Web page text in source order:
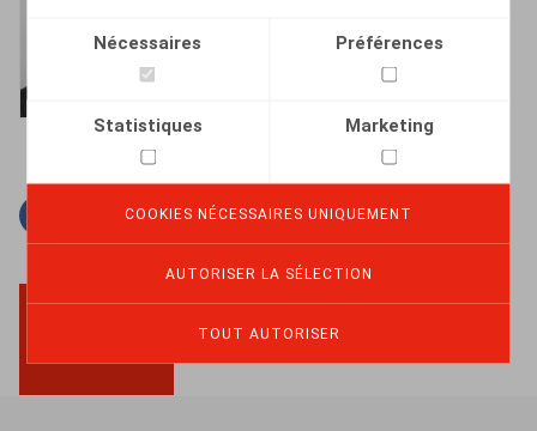
Nécessaires Préférences
Statistiques Marketing
COOKIES NÉCESSAIRES UNIQUEMENT
AUTORISER LA SÉLECTION
TOUT AUTORISER
Facebook
TwitterLinkedinCourriel